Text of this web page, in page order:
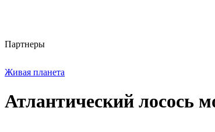
Партнеры
Живая планета
Атлантический лосось